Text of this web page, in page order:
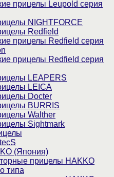
прицелы Leupold серия
NIGHTFORCE
Redfield
прицелы Redfield серия
прицелы Redfield серия
LEAPERS
LEICA
Docter
BURRIS
Walther
Sightmark
(Япония)
прицелы HAKKO
типа